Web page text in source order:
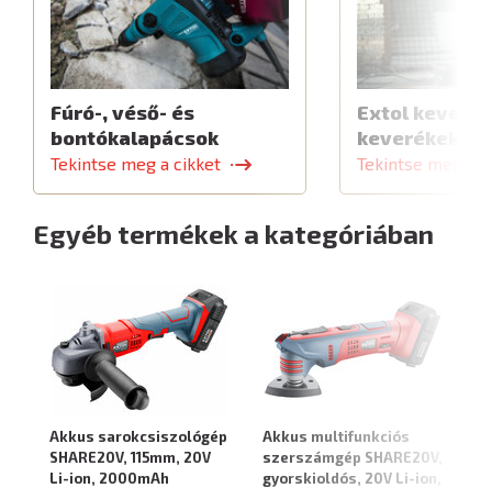
Fúró-, véső- és
bontókalapácsok
Tekintse meg a cikket
Extol
Tekintse meg a
Egyéb termékek a kategóriában
Akkus sarokcsiszológép
SHARE20V, 115mm, 20V
Li-ion, 2000mAh
Akkus multifunkciós
szerszámgép SHARE20V,
gyorskioldós, 20V Li-ion,